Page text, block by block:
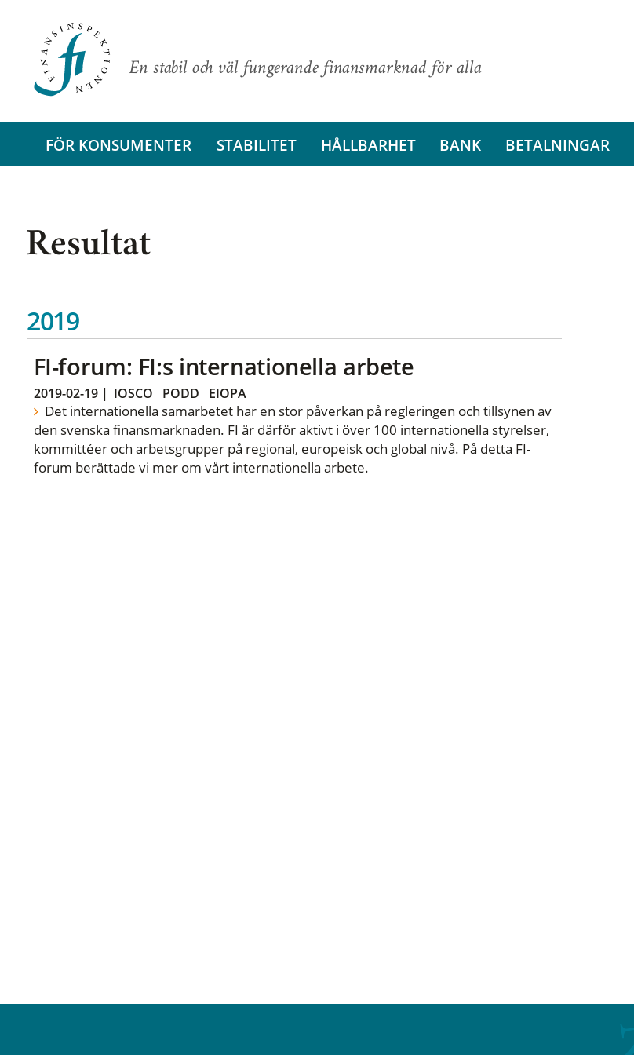
En stabil och väl fungerande finansmarknad för alla
FÖR KONSUMENTER STABILITET HÅLLBARHET BANK BETALNINGAR
Resultat
2019
FI-forum: FI:s internationella arbete
2019-02-19| IOSCO PODD EIOPA
Det internationella samarbetet har en stor påverkan på regleringen och tillsynen av
den svenska finansmarknaden. FI är därför aktivt i över 100 internationella styrelser,
kommittéer och arbetsgrupper på regional, europeisk och global nivå. På detta FI-
forum berättade vi mer om vårt internationella arbete.